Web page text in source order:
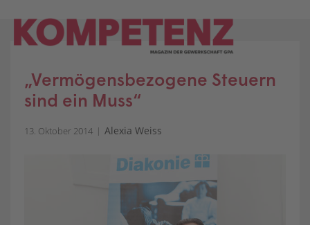
content
„Vermögensbezogene Steuern
sind ein Muss“
13. Oktober 2014 Alexia Weiss